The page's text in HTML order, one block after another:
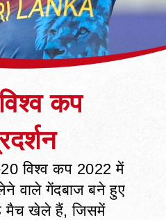
कप
में प्रदर्शन
विश्व कप 2022 में
वाले गेंदबाज बने हुए
मैच खेले हैं, जिसमें